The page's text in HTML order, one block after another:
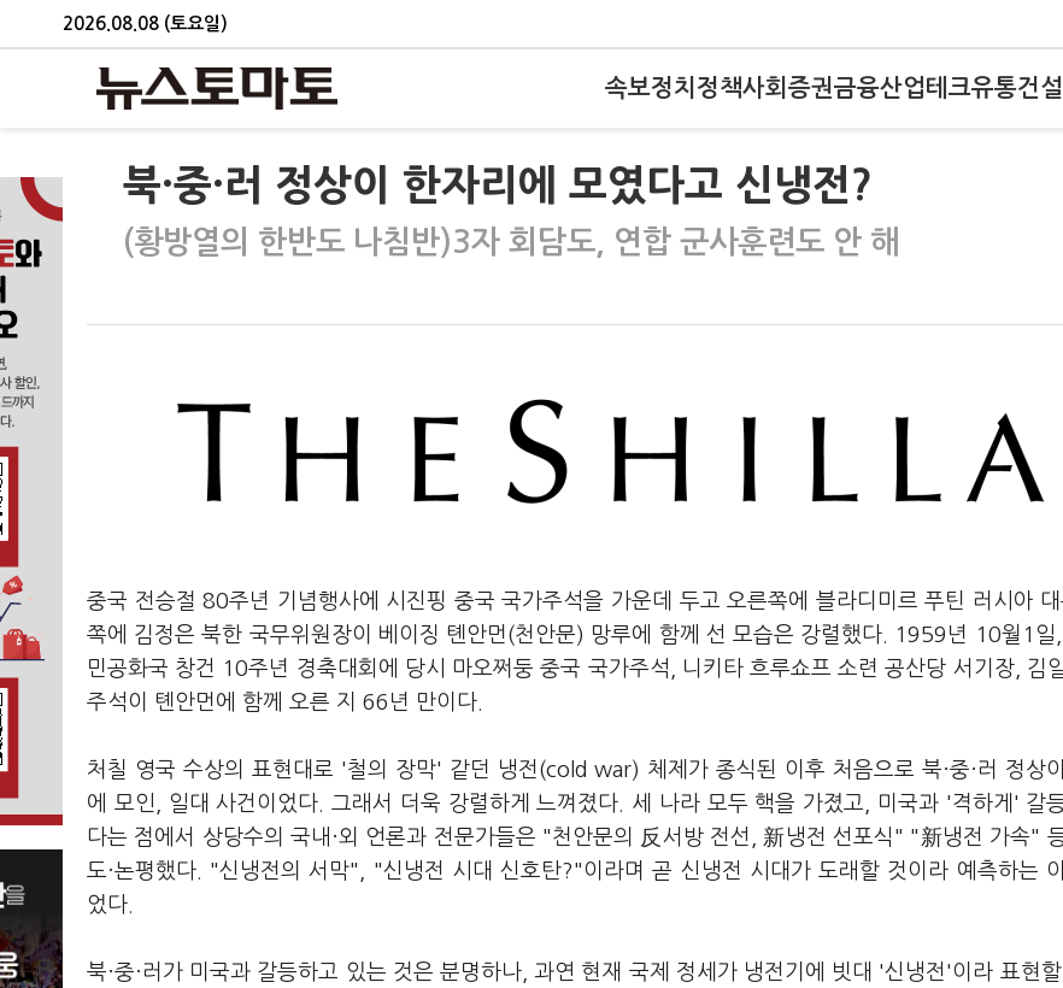
2026.08.08 (토요일)
속보정치 정책사회 증권금융산업테크유통건설
북·중·러 정상이 한자리에 모였다고 신냉전?
(황방열의 한반도 나침반)3자 회담도, 연합 군사훈련도 안 해
중국 전승절 80주년 기념행사에 시진핑 중국 국가주석을 가운데 두고 오른쪽에 블라디미르 푸틴 러시아 대
쪽에 김정은 북한 국무위원장이 베이징 톈안먼(천안문) 망루에 함께 선 모습은 강렬했다. 1959년 10월1일
민공화국 창건 10주년 경축대회에 당시 마오쩌둥 중국 국가주석, 니키타 흐루쇼프 소련 공산당 서기장, 김
주석이 톈안먼에 함께 오른 지 66년 만이다.
처칠 영국 수상의 표현대로 '철의 장막' 같던 냉전(cold war) 체제가 종식된 이후 처음으로 북·중·러 정상
에 모인, 일대 사건이었다. 그래서 더욱 강렬하게 느껴졌다. 세 나라 모두 핵을 가졌고, 미국과 '격하게' 갈
다는 점에서 상당수의 국내·외 언론과 전문가들은 "천안문의 反서방 전선, 新냉전 선포식" "新냉전 가속"
도·논평했다. "신냉전의 서막", "신냉전 시대 신호탄?"이라며 곧 신냉전 시대가 도래할 것이라 예측하는
었다.
북·중·러가 미국과 갈등하고 있는 것은 분명하나, 과연 현재 국제 정세가 냉전기에 빗대 '신냉전'이라 표현